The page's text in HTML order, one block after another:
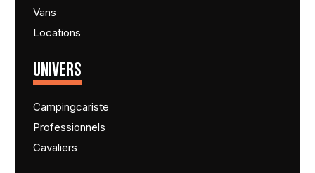
Vans
Locations
UNIVERS
Campingcariste
Professionnels
Cavaliers